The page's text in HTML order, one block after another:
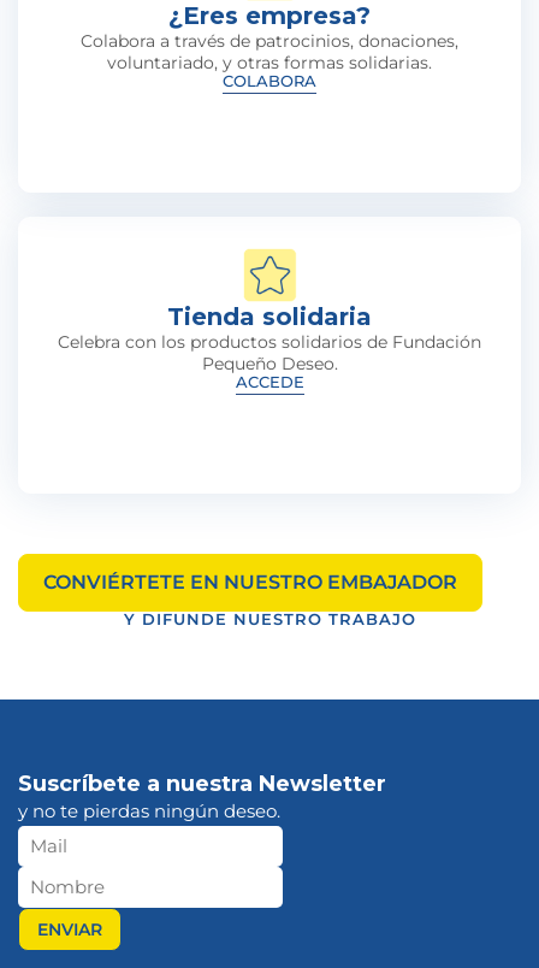
Tienda solidaria
Celebra con los productos solidarios de Fundación
Pequeño Deseo.
ACCEDE
¿Eres empresa?
Colabora a través de patrocinios, donaciones,
voluntariado, y otras formas solidarias.
COLABORA
CONVIÉRTETE EN NUESTRO EMBAJADOR
Y DIFUNDE NUESTRO TRABAJO
Suscríbete a nuestra Newsletter
y no te pierdas ningún deseo.